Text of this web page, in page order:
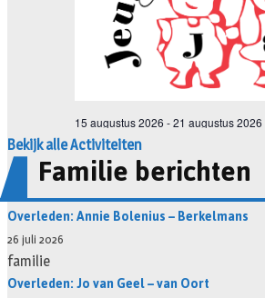
Bekijk alle Activiteiten
Familie berichten
Overleden: Annie Bolenius – Berkelmans
26 juli 2026
familie
Overleden: Jo van Geel – van Oort